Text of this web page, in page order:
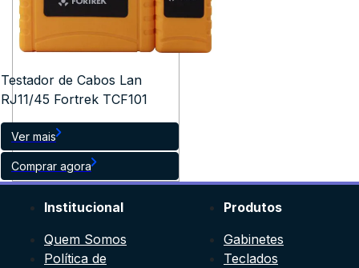
Testador de Cabos Lan
RJ11/45 Fortrek TCF101
Ver mais
Comprar agora
Institucional
Quem Somos
Política de
Produtos
Gabinetes
Teclados